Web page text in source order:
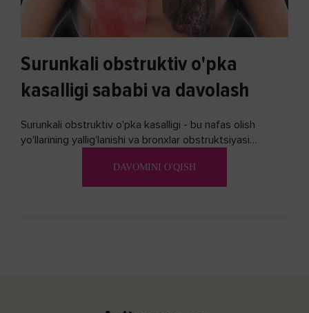
Surunkali obstruktiv o'pka
kasalligi sababi va davolash
Surunkali obstruktiv o'pka kasalligi - bu nafas olish
yo'llarining yallig'lanishi va bronxlar obstruktsiyasi
DAVOMINI O'QISH